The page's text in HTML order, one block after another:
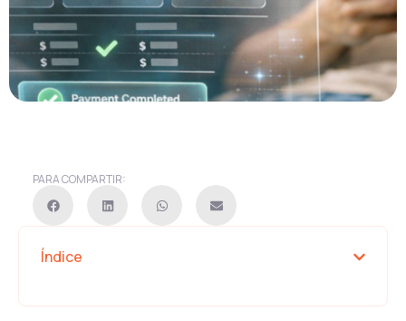
PARA COMPARTIR:
Índice